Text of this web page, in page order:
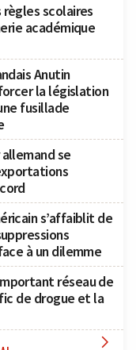
scolaires
académique
Anutin
la législation
fusillade
se
s’affaiblit de
à un dilemme
réseau de
de drogue et la
